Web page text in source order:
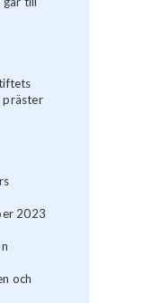
präster
2023
och